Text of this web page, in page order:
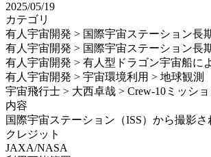
2025/05/19
カテゴリ
有人宇宙開発 > 国際宇宙ステーション長
有人宇宙開発 > 国際宇宙ステーション長
有人宇宙開発 > 有人型ドラゴン宇宙船に
有人宇宙開発 > 宇宙環境利用 > 地球観測
宇宙飛行士 > 大西卓哉 > Crew-10ミッショ
内容
国際宇宙ステーション（ISS）から撮影
クレジット
JAXA/NASA